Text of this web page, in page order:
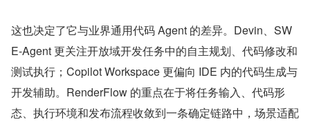
这也决定了它与业界通用代码 Agent 的差异。Devin、SW
E-Agent 更关注开放域开发任务中的自主规划、代码修改和
测试执行；Copilot Workspace 更偏向 IDE 内的代码生成与
开发辅助。RenderFlow 的重点在于将任务输入、代码形
态、执行环境和发布流程收敛到一条确定链路中，场景适配